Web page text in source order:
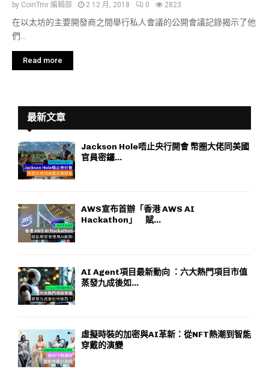
by CoinTmr 編輯部 2 12 月, 2018 0 2823
在以太坊的主要開發商之間舉行私人會議的公開會議記錄揭示了他
們...
Read more
最新文章
Jackson Hole唔止央行開會 幣圈大佬同美國
官員密鑼...
AWS宣布首辦「香港 AWS AI
Hackathon」 賦...
AI Agent項目最新動向 ：六大熱門項目市值
蒸發九成後如...
虛擬時裝的加密與AI革新：從NFT熱潮到智能
穿戴的演變